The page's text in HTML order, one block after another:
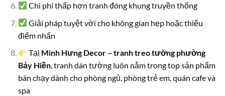
Chi phí thấp hơn tranh đóng khung truyền thống
Giải pháp tuyệt vời cho không gian hẹp hoặc thiếu
điểm nhấn
Tại Minh Hưng Decor – tranh treo tường phường
Bảy Hiền, tranh dán tường luôn nằm trong top sản phẩm
bán chạy dành cho phòng ngủ, phòng trẻ em, quán cafe và
spa